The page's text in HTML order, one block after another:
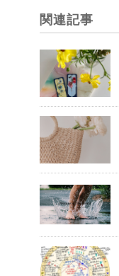
関連記事